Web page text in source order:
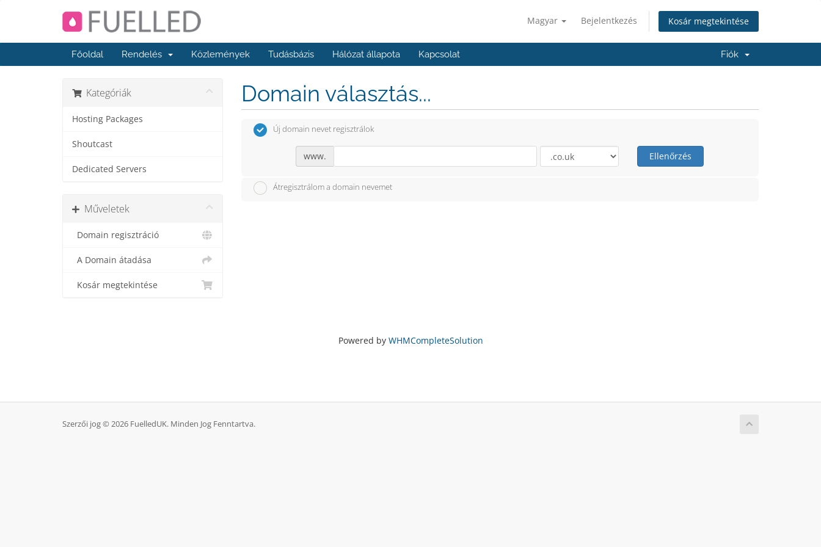
Magyar Bejelentkezés Kosár megtekintése
Főoldal Rendelés Közlemények Tudásbázis Hálózat állapota Kapcsolat Fiók
Kategóriák
Hosting Packages
Shoutcast
Dedicated Servers
Műveletek
Domain regisztráció
A Domain átadása
Kosár megtekintése
Domain választás...
Új domain nevet regisztrálok
www. Ellenőrzés
Átregisztrálom a domain nevemet
Powered by WHMCompleteSolution
Szerzői jog © 2026 FuelledUK. Minden Jog Fenntartva.